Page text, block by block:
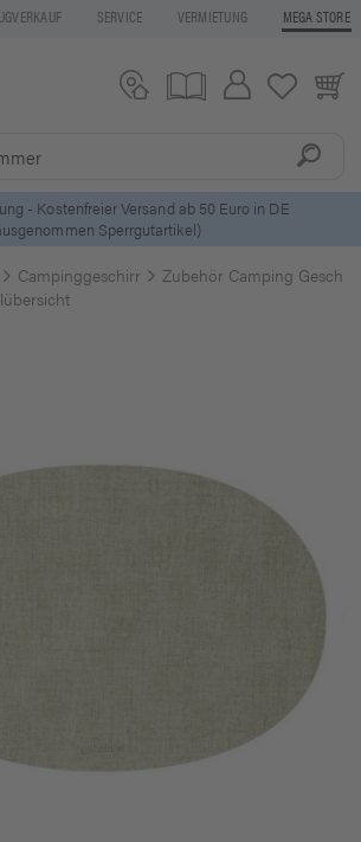
SERVICE VERMIETUNG MEGA STORE
beiNewsletter-Anmeldung
Campinggeschirr
Zubehör Camping Geschirr